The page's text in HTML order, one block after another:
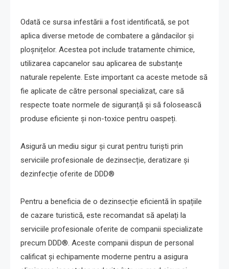
Odată ce sursa infestării a fost identificată, se pot
aplica diverse metode de combatere a gândacilor și
ploșnițelor. Acestea pot include tratamente chimice,
utilizarea capcanelor sau aplicarea de substanțe
naturale repelente. Este important ca aceste metode să
fie aplicate de către personal specializat, care să
respecte toate normele de siguranță și să folosească
produse eficiente și non-toxice pentru oaspeți.
Asigură un mediu sigur și curat pentru turiști prin
serviciile profesionale de dezinsecție, deratizare și
dezinfecție oferite de DDD®
Pentru a beneficia de o dezinsecție eficientă în spațiile
de cazare turistică, este recomandat să apelați la
serviciile profesionale oferite de companii specializate
precum DDD®. Aceste companii dispun de personal
calificat și echipamente moderne pentru a asigura